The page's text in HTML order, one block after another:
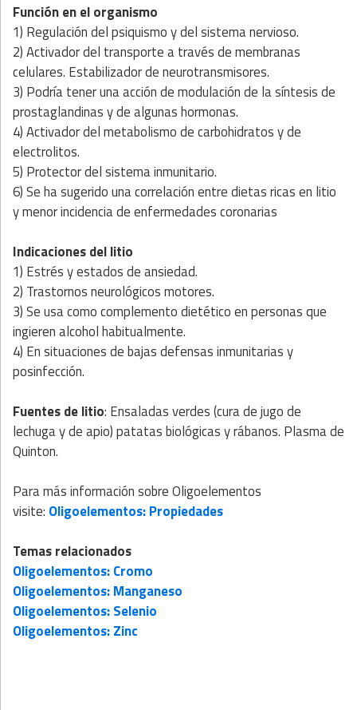
Función en el organismo
1) Regulación del psiquismo y del sistema nervioso.
2) Activador del transporte a través de membranas
celulares. Estabilizador de neurotransmisores.
3) Podría tener una acción de modulación de la síntesis de
prostaglandinas y de algunas hormonas.
4) Activador del metabolismo de carbohidratos y de
electrolitos.
5) Protector del sistema inmunitario.
6) Se ha sugerido una correlación entre dietas ricas en litio
y menor incidencia de enfermedades coronarias
Indicacionesdel litio
1) Estrés y estados de ansiedad.
2) Trastornos neurológicos motores.
3) Se usa como complemento dietético en personas que
ingieren alcohol habitualmente.
4) En situaciones de bajas defensas inmunitarias y
posinfección.
Fuentesde litio: Ensaladas verdes (cura de jugo de
lechuga y de apio) patatas biológicas y rábanos. Plasma de
Quinton.
Para más información sobre Oligoelementos
visite: Oligoelementos: Propiedades
Temas relacionados
Oligoelementos: Cromo
Oligoelementos: Manganeso
Oligoelementos: Selenio
Oligoelementos: Zinc